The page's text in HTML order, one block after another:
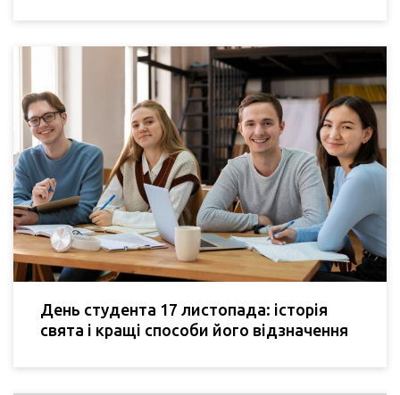
День студента 17 листопада: історія
свята і кращі способи його відзначення